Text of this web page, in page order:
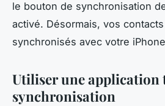
le bouton de synchronisation
activé. Désormais, vos
synchronisés avec votre
Utiliser une application
synchronisation